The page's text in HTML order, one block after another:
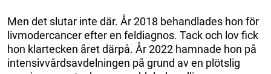
Men det slutar inte där. År 2018 behandlades hon för
livmodercancer efter en feldiagnos. Tack och lov fick
hon klartecken året därpå. År 2022 hamnade hon på
intensivvårdsavdelningen på grund av en plötslig